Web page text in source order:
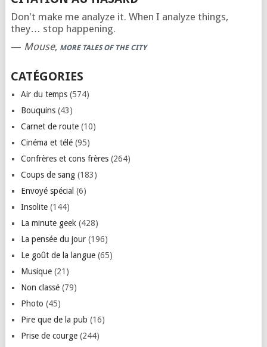
Don't make me analyze it. When I analyze things,
they… stop happening.
— Mouse, MORE TALES OF THE CITY
CATÉGORIES
Air du temps(574)
Bouquins(43)
Carnet de route(10)
Cinéma et télé(95)
Confrères et cons frères(264)
Coups de sang(183)
Envoyé spécial (6)
Insolite(144)
La minute geek (428)
La pensée du jour(196)
Le goût de la langue(65)
Musique(21)
Non classé(79)
Photo (45)
Pire que de la pub (16)
Prise de courge(244)